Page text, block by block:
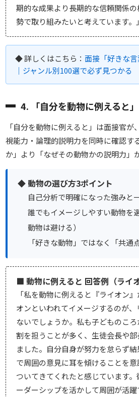
期的な成果より長期的な信頼関係
勢で取り組みたいと考えています。」
◆ 詳しくはこちら：面接「好きな
｜ジャンル別100選で必ず見つかる
4. 「自分を動物に例えると
「自分を動物に例えると」は面接官
視能力・論理的説明力を同時に確認す
か」より「なぜその動物かの説明力」
◆ 動物の選び方3ポイント
自己分析で明確になった強みと
誰でもイメージしやすい動物を
動物は避ける）
「好きな動物」ではなく「共通
■ 動物に例えると 回答例（ライ
「私を動物に例えると『ライオン
オンといわれてイメージするのが
ないでしょうか。私も子どものこ
割を担うことが多く、生徒会長や
ました。自分自身が努力を怠らず
で周囲の意見に耳を傾けることを
ついてきてくれたと感じています
ーダーシップを活かして周囲が活